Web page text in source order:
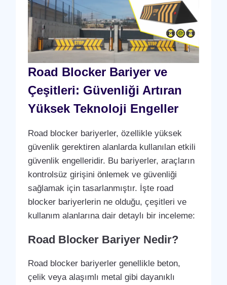
Road Blocker Bariyer ve
Çeşitleri: Güvenliği Artıran
Yüksek Teknoloji Engeller
Road blocker bariyerler, özellikle yüksek
güvenlik gerektiren alanlarda kullanılan etkili
güvenlik engelleridir. Bu bariyerler, araçların
kontrolsüz girişini önlemek ve güvenliği
sağlamak için tasarlanmıştır. İşte road
blocker bariyerlerin ne olduğu, çeşitleri ve
kullanım alanlarına dair detaylı bir inceleme:
Road Blocker Bariyer Nedir?
Road blocker bariyerler genellikle beton,
çelik veya alaşımlı metal gibi dayanıklı